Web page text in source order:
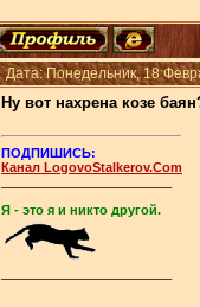
Дата: Понедельник, 18
Ну вот нахрена козе
ПОДПИШИСЬ:
Канал LogovoStalkerov.Com
Я - это я и никто другой.